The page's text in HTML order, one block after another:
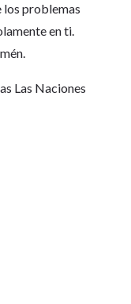
los problemas
en ti.
Las Naciones